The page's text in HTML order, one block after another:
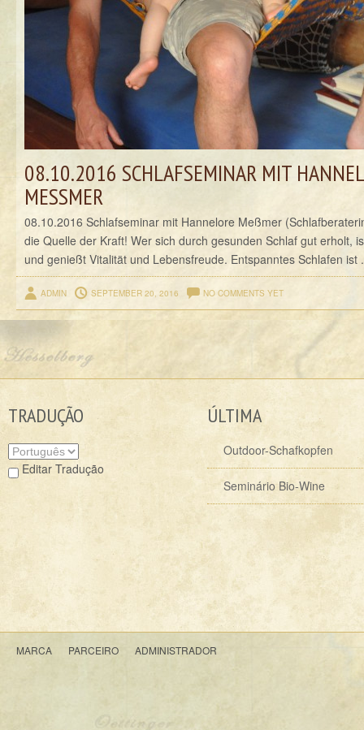
08.10.2016 SCHLAFSEMINAR MIT
MESSMER
08.10.2016 Schlafseminar mit Hannelore Meßmer
die Quelle der Kraft! Wer sich durch gesunden Schlaf gut erholt,
und genießt Vitalität und Lebensfreude. Entspanntes Schlafen ist
ADMIN SEPTEMBER 20, 2016 NO COMMENTS YET
TRADUÇÃO
Editar Tradução
ÚLTIMA
Outdoor-Schafkopfen
Seminário Bio-Wine
MARCA PARCEIRO ADMINISTRADOR